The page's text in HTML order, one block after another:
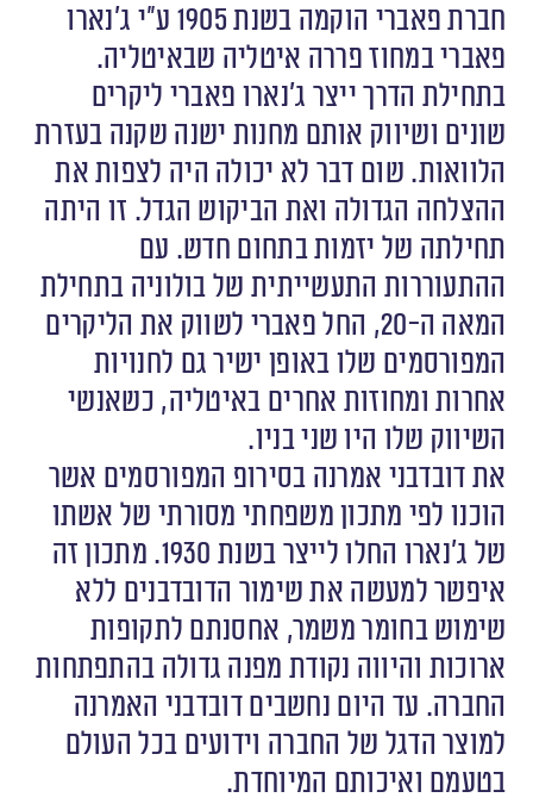
חברת פאברי הוקמה בשנת 1905 ע”י ג’נארו
פאברי במחוז פררה איטליה שבאיטליה.
בתחילת הדרך ייצר ג’נארו פאברי ליקרים
שונים ושיווק אותם מחנות ישנה שקנה בעזרת
הלוואות. שום דבר לא יכולה היה לצפות את
ההצלחה הגדולה ואת הביקוש הגדל. זו היתה
תחילתה של יזמות בתחום חדש. עם
ההתעוררות התעשייתית של בולוניה בתחילת
המאה ה-20, החל פאברי לשווק את הליקרים
המפורסמים שלו באופן ישיר גם לחנויות
אחרות ומחוזות אחרים באיטליה, כשאנשי
השיווק שלו היו שני בניו.
את דובדבני אמרנה בסירופ המפורסמים אשר
הוכנו לפי מתכון משפחתי מסורתי של אשתו
של ג’נארו החלו לייצר בשנת 1930. מתכון זה
איפשר למעשה את שימור הדובדבנים ללא
שימוש בחומר משמר, אחסנתם לתקופות
ארוכות והיווה נקודת מפנה גדולה בהתפתחות
החברה. עד היום נחשבים דובדבני האמרנה
למוצר הדגל של החברה וידועים בכל העולם
בטעמם ואיכותם המיוחדת.